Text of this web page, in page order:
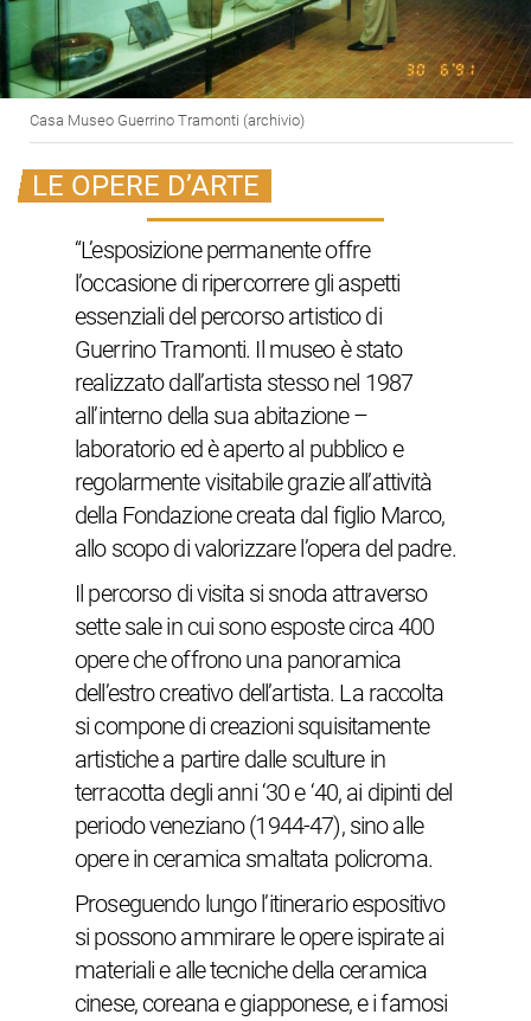
Casa Museo Guerrino Tramonti (archivio)
LE OPERE D’ARTE
“L’esposizione permanente offre
l’occasione di ripercorrere gli aspetti
essenziali del percorso artistico di
Guerrino Tramonti. Il museo è stato
realizzato dall’artista stesso nel 1987
all’interno della sua abitazione –
laboratorio ed è aperto al pubblico e
regolarmente visitabile grazie all’attività
della Fondazione creata dal figlio Marco,
allo scopo di valorizzare l’opera del padre.
Il percorso di visita si snoda attraverso
sette sale in cui sono esposte circa 400
opere che offrono una panoramica
dell’estro creativo dell’artista. La raccolta
si compone di creazioni squisitamente
artistiche a partire dalle sculture in
terracotta degli anni ‘30 e ‘40, ai dipinti del
periodo veneziano (1944-47), sino alle
opere in ceramica smaltata policroma.
Proseguendo lungo l’itinerario espositivo
si possono ammirare le opere ispirate ai
materiali e alle tecniche della ceramica
cinese, coreana e giapponese, e i famosi